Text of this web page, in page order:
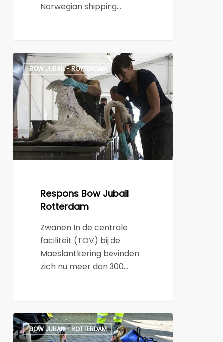
Norwegian shipping…
Respons
Bow
Jubail
Rotterdam
BOW JUBAIL - ROTTERDAM
Respons Bow Jubail
Rotterdam
Zwanen In de centrale
faciliteit (TOV) bij de
Maeslantkering bevinden
zich nu meer dan 300…
Oliemorsing
havenBOW JUBAIL - ROTTERDAM